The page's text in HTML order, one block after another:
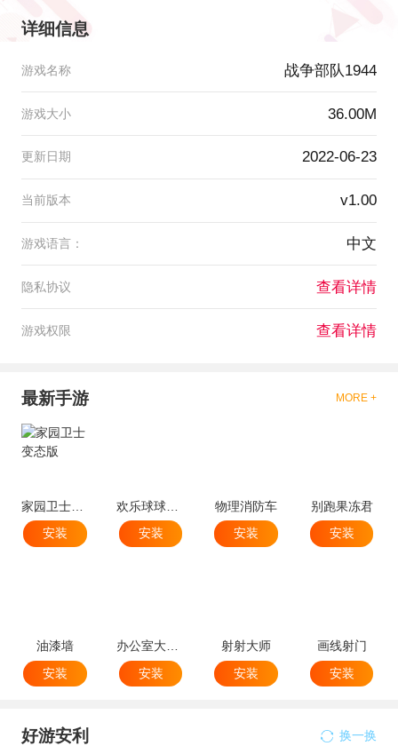
详细信息
游戏名称 战争部队1944
游戏大小 36.00M
更新日期 2022-06-23
当前版本 v1.00
游戏语言： 中文
隐私协议 查看详情
游戏权限 查看详情
最新手游 MORE +
家园卫士变态版
安装
安装
物理消防车
安装
别跑果冻君
安装
油漆墙
安装
安装
射射大师
安装
画线射门
安装
好游安利 换一换